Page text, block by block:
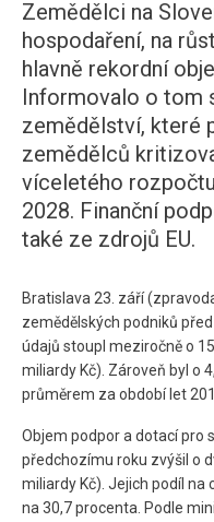
Zemědělci na
hospodaření, na
hlavně rekordní
Informovalo o tom
zemědělství, které
zemědělců
víceletého
2028. Finanční
také ze zdrojů EU.
Bratislava 23. září
zemědělských podniků
údajů stoupl meziročně o
miliardy Kč). Zároveň byl o
průměrem za období let
Objem podpor a dotací pro
předchozímu roku zvýšil o
miliardy Kč). Jejich podíl na
na 30,7 procenta. Podle